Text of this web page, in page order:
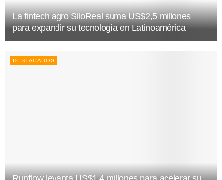
La fintech agro SiloReal suma US$2,5 millones
para expandir su tecnología en Latinoamérica
DESTACADOS